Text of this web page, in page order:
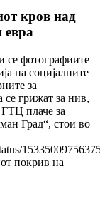
кров над
евра
се фотографиите
на социјалните
за
грижат за нив,
ГТЦ плаче за
Град“, стои во
покрив на